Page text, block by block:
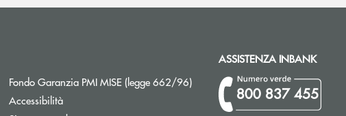
Fondo Garanzia PMI MISE (legge 662/96)Apre una nuova finestra
Accessibilità
ASSISTENZA INBANK
800 837 455